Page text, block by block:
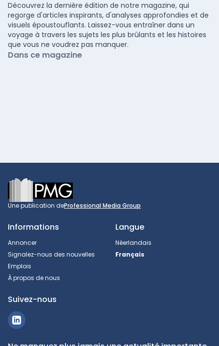
Découvrez la dernière édition de notre magazine, qui
regorge d'articles inspirants, d'analyses approfondies et de
visuels époustouflants. Laissez-vous entraîner dans un
voyage à travers les sujets les plus brûlants et les histoires
que vous ne voudrez pas manquer.
Dans ce magazine
Footer
Une publication deProfessional Media Group
Informations
Annoncer
Signalez-nous des nouvelles
Emplois
À propos de nous
Langue
Néerlandais
Français
Suivez-nous